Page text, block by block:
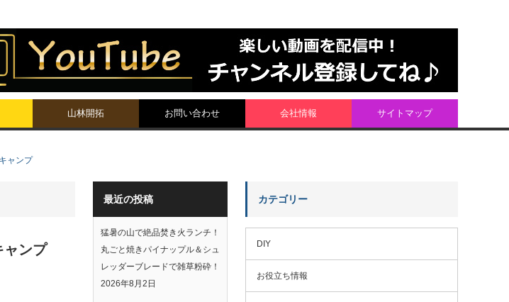
山林開拓 お問い合わせ 会社情報 サイトマップ
ャンプ
ャンプ
最近の投稿
猛暑の山で絶品焚き火ランチ！
丸ごと焼きパイナップル＆シュ
レッダーブレードで雑草粉砕！
2026年8月2日
カテゴリー
DIY
お役立ち情報